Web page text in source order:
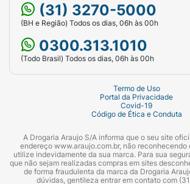
(31) 3270-5000
(BH e Região) Todos os dias, 06h às 00h
0300.313.1010
(Todo Brasil) Todos os dias, 06h às 00h
Termo de Uso
Portal da Privacidade
Covid-19
Código de Ética e Conduta
A Drogaria Araujo S/A informa que o seu site
endereço www.araujo.com.br, não reconhecendo
utilize indevidamente da sua marca. Para sua
que não sejam realizadas compras em sites
de forma fraudulenta da marca da Drogaria
dúvidas, gentileza entrar em contato com